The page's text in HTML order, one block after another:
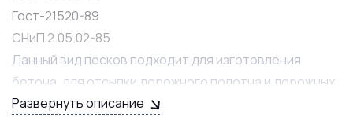
Гост-21520-89
СНиП 2.05.02-85
Данный вид песков подходит для изготовления
бетона, для отсыпки дорожного полотна и дорожных
откосов
Развернуть описание